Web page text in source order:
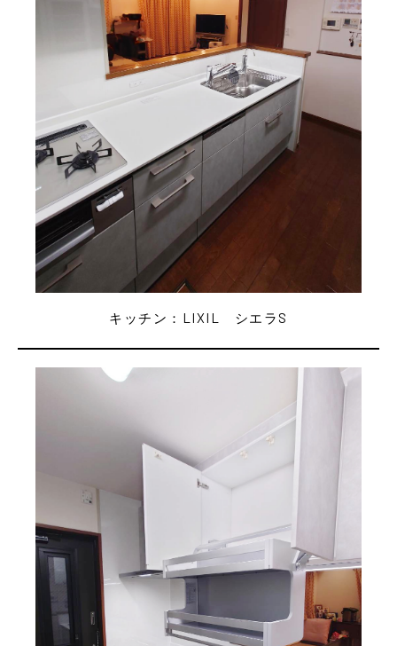
キッチン：LIXIL シエラS